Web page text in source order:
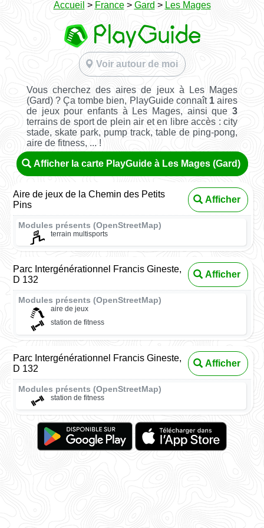
Accueil > France> Gard > Les Mages
Voir autour de moi
Vous cherchez des aires de jeux à Les Mages
(Gard) ? Ça tombe bien, PlayGuide connaît 1 aires
de jeux pour enfants à Les Mages, ainsi que3
terrains de sport de plein air et en libre accès : city
stade, skate park, pump track, table de ping-pong,
aire de fitness, ... !
Afficher la carte PlayGuide à Les Mages (Gard)
Aire de jeux de la Chemin des Petits
Pins
Afficher
Modules présents (OpenStreetMap)
terrain multisports
Parc Intergénérationnel Francis Gineste,
D 132
Afficher
Modules présents (OpenStreetMap)
aire de jeux
station de fitness
Parc Intergénérationnel Francis Gineste,
D 132
Afficher
Modules présents (OpenStreetMap)
station de fitness